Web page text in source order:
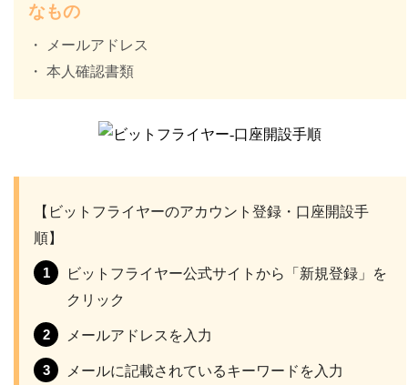
なもの
・ メールアドレス
・ 本人確認書類
【ビットフライヤーのアカウント登録・口座開設手
順】
ビットフライヤー公式サイトから「新規登録」を
クリック
メールアドレスを入力
メールに記載されているキーワードを入力